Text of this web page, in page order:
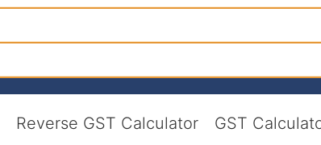
Reverse GST Calculator GST